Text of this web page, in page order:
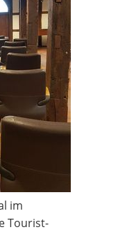
im
Tourist-